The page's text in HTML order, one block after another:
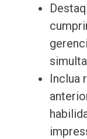
Inclua